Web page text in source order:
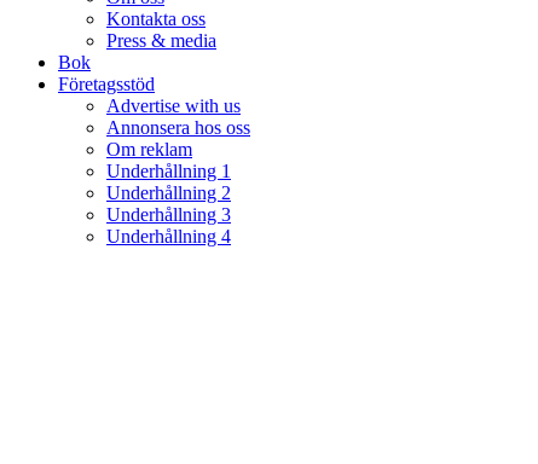
Kontakta oss
Press & media
Bok
Företagsstöd
Advertise with us
Annonsera hos oss
Om reklam
Underhållning 1
Underhållning 2
Underhållning 3
Underhållning 4